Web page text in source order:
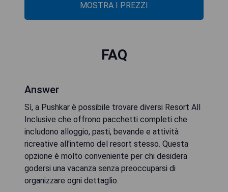
MOSTRA I PREZZI
FAQ
Answer
Sì, a Pushkar è possibile trovare diversi Resort All
Inclusive che offrono pacchetti completi che
includono alloggio, pasti, bevande e attività
ricreative all'interno del resort stesso. Questa
opzione è molto conveniente per chi desidera
godersi una vacanza senza preoccuparsi di
organizzare ogni dettaglio.